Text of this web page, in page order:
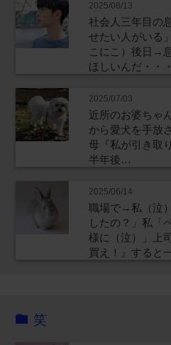
2025/08/13
社会人三年目の
せたい人がいる
こにこ）後日→
ほしいんだ・・
2025/07/03
近所のお婆ちゃ
から愛犬を手放
母『私が引き取
半年後…
2025/06/14
職場で→私（泣
したの？」私「
様に（泣）」上
買え！』すると
笑